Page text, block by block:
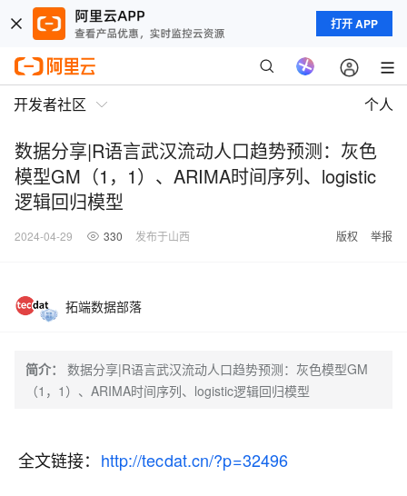
打开 APP
开发者社区 个人
数据分享|R语言武汉流动人口趋势预测：灰色
模型GM（1，1）、ARIMA时间序列、logistic
逻辑回归模型
2024-04-29 330 发布于山西 版权 举报
拓端数据部落
简介：
数据分享|R语言武汉流动人口趋势预测：灰色模型GM
（1，1）、ARIMA时间序列、logistic逻辑回归模型
全文链接： http://tecdat.cn/?p=32496